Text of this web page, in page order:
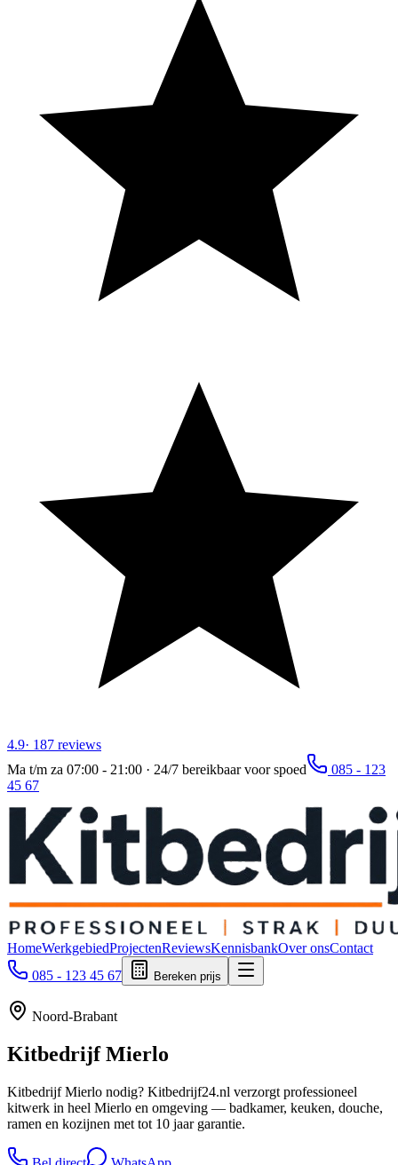
4.9· 187 reviews
Ma t/m za 07:00 - 21:00 · 24/7 bereikbaar voor spoed
085 - 123
45 67
HomeWerkgebiedProjectenReviewsKennisbankOver onsContact
085 - 123 45 67
Bereken prijs
Noord-Brabant
KitbedrijfMierlo
Kitbedrijf Mierlo nodig? Kitbedrijf24.nl verzorgt professioneel
kitwerk in heel Mierlo en omgeving — badkamer, keuken, douche,
ramen en kozijnen met tot 10 jaar garantie.